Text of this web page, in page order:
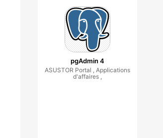
pgAdmin 4
ASUSTOR Portal , Applications
d'affaires ,